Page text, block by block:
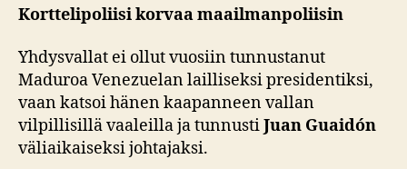
Korttelipoliisi korvaa maailmanpoliisin
Yhdysvallat ei ollut vuosiin tunnustanut
Maduroa Venezuelan lailliseksi presidentiksi,
vaan katsoi hänen kaapanneen vallan
vilpillisillä vaaleilla ja tunnustiJuan Guaidón
väliaikaiseksi johtajaksi.